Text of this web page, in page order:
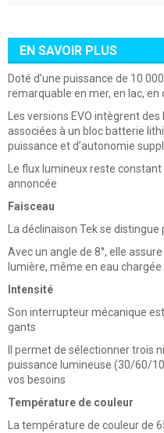
EN SAVOIR PLUS
Doté d’une puissance de 10
remarquable en mer, en lac,
Les versions EVO intègrent
associées à un bloc batterie
puissance et d’autonomie
Le flux lumineux reste
annoncée
Faisceau
La déclinaison Tek se
Avec un angle de 8°, elle
lumière, même en eau chargée
Intensité
Son interrupteur mécanique
gants
Il permet de sélectionner trois
puissance lumineuse (30/60/
vos besoins
Température de couleur
La température de couleur de